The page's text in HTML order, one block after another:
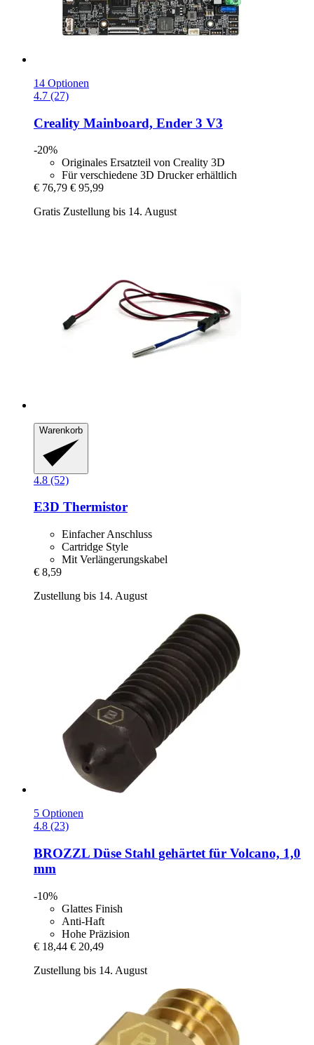
14 Optionen
4.7 (27)
Creality Mainboard, Ender 3 V3
-20%
Originales Ersatzteil von Creality 3D
Für verschiedene 3D Drucker erhältlich
€ 76,79 € 95,99
Gratis Zustellung bis 14. August
Warenkorb
4.8 (52)
E3D Thermistor
Einfacher Anschluss
Cartridge Style
Mit Verlängerungskabel
€ 8,59
Zustellung bis 14. August
5 Optionen
4.8 (23)
BROZZL Düse Stahl gehärtet für Volcano, 1,0
mm
-10%
Glattes Finish
Anti-Haft
Hohe Präzision
€ 18,44 € 20,49
Zustellung bis 14. August